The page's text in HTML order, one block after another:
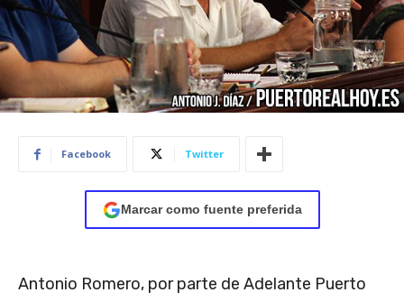
Facebook Twitter
Marcar como fuente preferida
Antonio Romero, por parte de Adelante Puerto